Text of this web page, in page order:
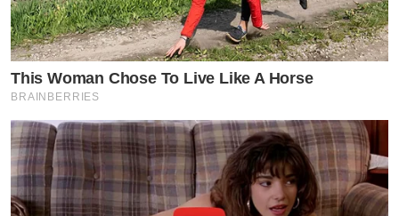
This Woman Chose To Live Like A Horse
BRAINBERRIES